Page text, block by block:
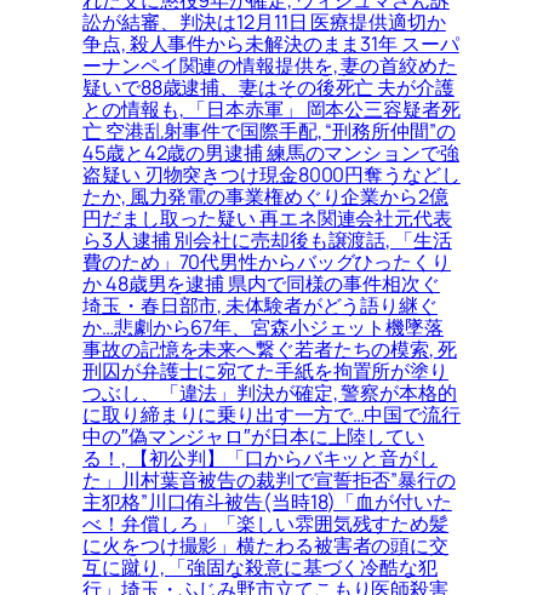
訟が結審、判決は12月11日 医療提供適切か
争点, 殺人事件から未解決のまま31年 スーパ
ーナンペイ関連の情報提供を, 妻の首絞めた
疑いで88歳逮捕、妻はその後死亡 夫が介護
との情報も, 「日本赤軍」 岡本公三容疑者死
亡 空港乱射事件で国際手配, “刑務所仲間”の
45歳と42歳の男逮捕 練馬のマンションで強
盗疑い 刃物突きつけ現金8000円奪うなどし
たか, 風力発電の事業権めぐり企業から2億
円だまし取った疑い 再エネ関連会社元代表
ら3人逮捕 別会社に売却後も譲渡話, 「生活
費のため」70代男性からバッグひったくり
か 48歳男を逮捕 県内で同様の事件相次ぐ
埼玉・春日部市, 未体験者がどう語り継ぐ
か…悲劇から67年、宮森小ジェット機墜落
事故の記憶を未来へ繋ぐ若者たちの模索, 死
刑囚が弁護士に宛てた手紙を拘置所が塗り
つぶし、「違法」判決が確定, 警察が本格的
に取り締まりに乗り出す一方で…中国で流行
中の″偽マンジャロ″が日本に上陸してい
る！, 【初公判】「口からバキッと音がし
た」川村葉音被告の裁判で宣誓拒否”暴行の
主犯格”川口侑斗被告(当時18)「血が付いた
べ！弁償しろ」「楽しい雰囲気残すため髪
に火をつけ撮影」横たわる被害者の頭に交
互に蹴り, 「強固な殺意に基づく冷酷な犯
行」埼玉・ふじみ野市立てこもり医師殺害